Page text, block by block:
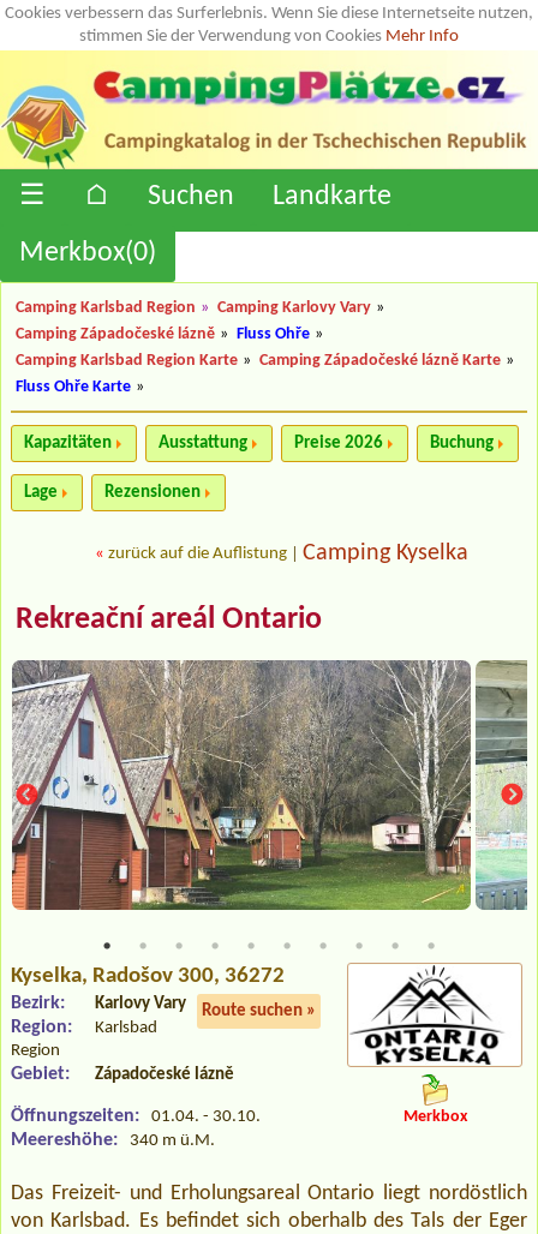
Cookies verbessern das Surferlebnis. Wenn Sie diese Internetseite nutzen,
stimmen Sie der Verwendung von Cookies Mehr Info
☰ ⌂ Suchen
Landkarte
Merkbox(0)
Camping Karlsbad Region » Camping Karlovy Vary »
Camping Západočeské lázně » Fluss Ohře »
Camping Karlsbad Region Karte » Camping Západočeské lázně Karte »
Fluss Ohře Karte »
Kapazitäten Ausstattung Preise 2026 Buchung
Lage Rezensionen
« zurück auf die Auflistung Camping Kyselka
Rekreační areál Ontario
Kyselka, Radošov 300, 36272
Route suchen »
Bezirk: Karlovy Vary
Region:
Karlsbad
Region
Gebiet: Západočeské lázně
Öffnungszeiten: 01.04. - 30.10.
Meereshöhe: 340 m ü.M.
Merkbox
Das Freizeit- und Erholungsareal Ontario liegt nordöstlich
von Karlsbad. Es befindet sich oberhalb des Tals der Eger